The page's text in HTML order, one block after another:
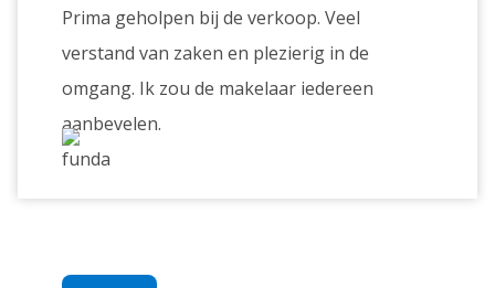
Prima geholpen bij de verkoop. Veel
verstand van zaken en plezierig in de
omgang. Ik zou de makelaar iedereen
aanbevelen.